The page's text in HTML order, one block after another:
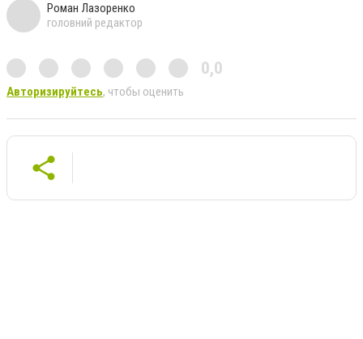
Роман Лазоренко
головний редактор
0,0
Авторизируйтесь, чтобы оценить